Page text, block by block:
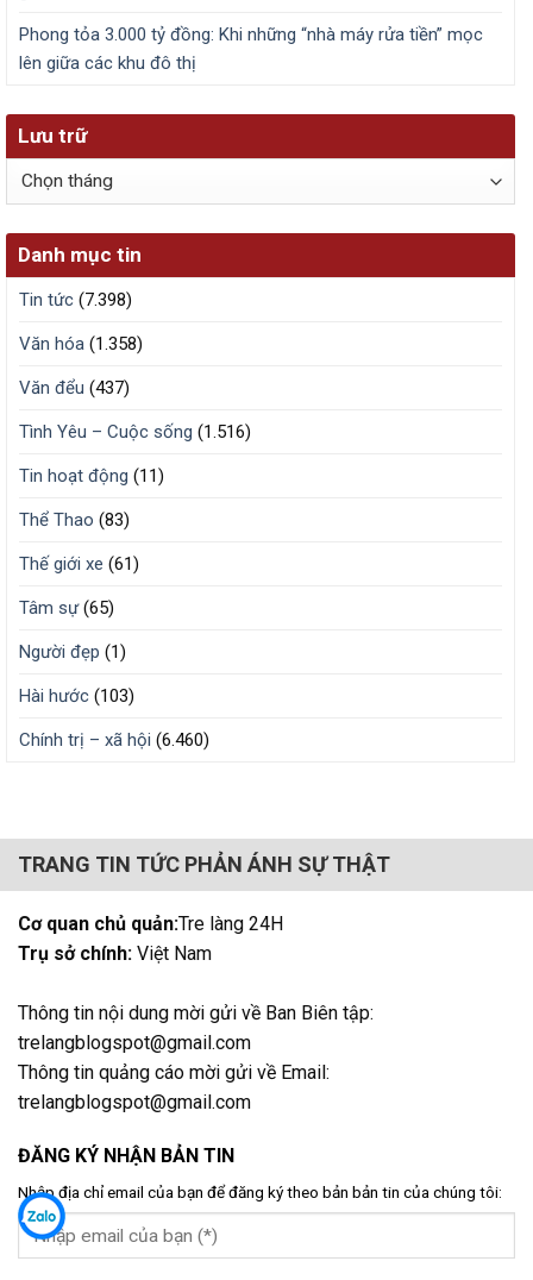
Phong tỏa 3.000 tỷ đồng: Khi những “nhà máy rửa tiền” mọc
lên giữa các khu đô thị
Lưu trữ
Lưu
Danh mục tin
Tin tức (7.398)
Văn hóa (1.358)
Văn đểu (437)
Tình Yêu – Cuộc sống (1.516)
Tin hoạt động (11)
Thể Thao (83)
Thế giới xe (61)
Tâm sự(65)
Người đẹp (1)
Hài hước (103)
Chính trị – xã hội (6.460)
TRANG TIN TỨC PHẢN ÁNH SỰ THẬT
Cơ quan chủ quản:Tre làng 24H
Trụ sở chính: Việt Nam
Thông tin nội dung mời gửi về Ban Biên tập:
trelangblogspot@gmail.com
Thông tin quảng cáo mời gửi về Email:
trelangblogspot@gmail.com
ĐĂNG KÝ NHẬN BẢN TIN
Nhập địa chỉ email của bạn để đăng ký theo bản bản tin của chúng tôi: